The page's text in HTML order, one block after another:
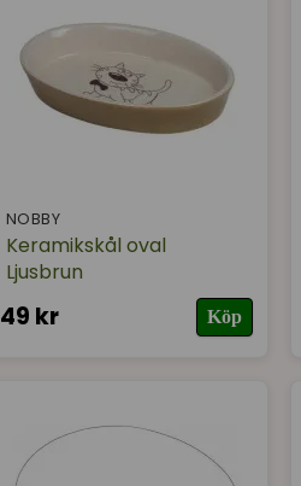
NOBBY
Keramikskål oval
Ljusbrun
49 kr Köp